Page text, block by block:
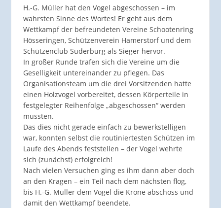
H.-G. Müller hat den Vogel abgeschossen – im
wahrsten Sinne des Wortes! Er geht aus dem
Wettkampf der befreundeten Vereine Schootenring
Hösseringen, Schützenverein Hamerstorf und dem
Schützenclub Suderburg als Sieger hervor.
In großer Runde trafen sich die Vereine um die
Geselligkeit untereinander zu pflegen. Das
Organisationsteam um die drei Vorsitzenden hatte
einen Holzvogel vorbereitet, dessen Körperteile in
festgelegter Reihenfolge „abgeschossen“ werden
mussten.
Das dies nicht gerade einfach zu bewerkstelligen
war, konnten selbst die routiniertesten Schützen im
Laufe des Abends feststellen – der Vogel wehrte
sich (zunächst) erfolgreich!
Nach vielen Versuchen ging es ihm dann aber doch
an den Kragen – ein Teil nach dem nächsten flog,
bis H.-G. Müller dem Vogel die Krone abschoss und
damit den Wettkampf beendete.